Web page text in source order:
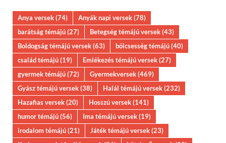
Anya versek(74) Anyák napi versek(78)
barátság témájú(27) Betegség témájú versek(43)
Boldogság témájú versek(63) bölcsesség témájú(40)
család témájú(19) Emlékezés témájú versek(27)
gyermek témájú(72) Gyermekversek(469)
Gyász témájú versek(38) Halál témájú versek(232)
Hazafias versek(20) Hosszú versek(141)
humor témájú(56) Ima témájú versek(19)
irodalom témájú(21) Játék témájú versek(23)